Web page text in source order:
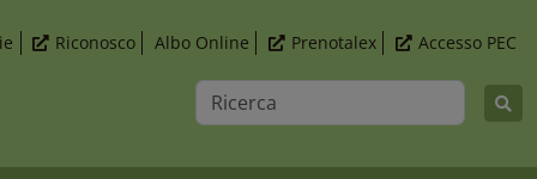
Ricerca
Riconosco Albo Online Prenotalex Accesso PEC